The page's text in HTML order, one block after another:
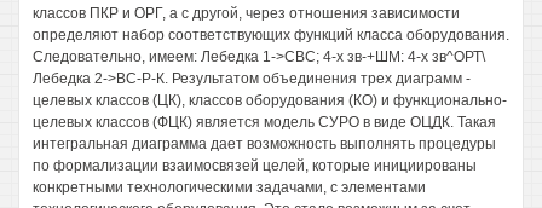
классов ПКР и ОРГ, а с другой, через отношения зависимости
определяют набор соответствующих функций класса оборудования.
Следовательно, имеем: Лебедка 1->СВС; 4-х зв-+ШМ: 4-х зв^ОРТ\
Лебедка 2->ВС-Р-К. Результатом объединения трех диаграмм -
целевых классов (ЦК), классов оборудования (КО) и функционально-
целевых классов (ФЦК) является модель СУРО в виде ОЦДК. Такая
интегральная диаграмма дает возможность выполнять процедуры
по формализации взаимосвязей целей, которые инициированы
конкретными технологическими задачами, с элементами